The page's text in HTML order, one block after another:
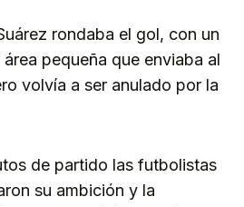
rondaba el gol, con un
pequeña que enviaba al
volvía a ser anulado por la
de partido las futbolistas
su ambición y la